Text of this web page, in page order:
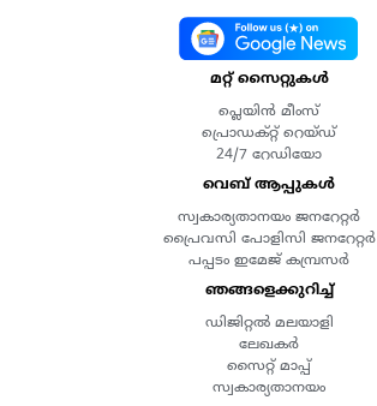
മറ്റ് സൈറ്റുകൾ
പ്ലെയിൻ മീംസ്
പ്രൊഡക്റ്റ് റെയ്ഡ്
24/7 റേഡിയോ
വെബ് ആപ്പുകൾ
സ്വകാര്യതാനയം ജനറേറ്റർ
പ്രൈവസി പോളിസി ജനറേറ്റർ
പപ്പടം ഇമേജ് കമ്പ്രസർ
ഞങ്ങളെക്കുറിച്ച്
ഡിജിറ്റൽ മലയാളി
ലേഖകർ
സൈറ്റ് മാപ്പ്
സ്വകാര്യതാനയം